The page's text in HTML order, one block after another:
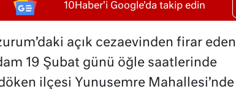
10Haber'i Google'da takip edin
açık cezaevinden firar eden
19 Şubat günü öğle saatlerinde
ilçesi Yunusemre Mahallesi’nde